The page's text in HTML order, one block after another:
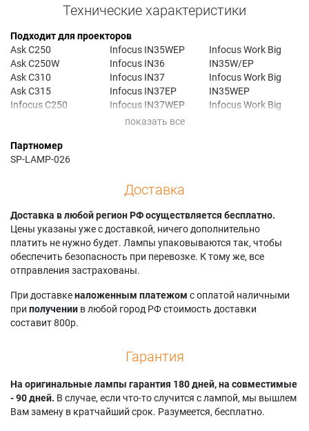
Технические характеристики
Подходит для проекторов
Ask C250
Ask C250W
Ask C310
Ask C315
Infocus C250
Infocus C315
Infocus IN35
Infocus IN35WEP
Infocus IN36
Infocus IN37
Infocus IN37EP
Infocus IN37WEP
Infocus IN65W
Infocus Work Big
IN35W/EP
Infocus Work Big
IN35WEP
Infocus Work Big
Партномер
SP-LAMP-026
Доставка
Доставка в любой регион РФ осуществляется бесплатно.
Цены указаны уже с доставкой, ничего дополнительно
платить не нужно будет. Лампы упаковываются так, чтобы
обеспечить безопасность при перевозке. К тому же, все
отправления застрахованы.
При доставкеналоженным платежом с оплатой наличными
при получении в любой город РФ стоимость доставки
составит 800р.
Гарантия
На оригинальные лампы гарантия 180 дней, на совместимые
- 90 дней. В случае, если что-то случится с лампой, мы вышлем
Вам замену в кратчайший срок. Разумеется, бесплатно.